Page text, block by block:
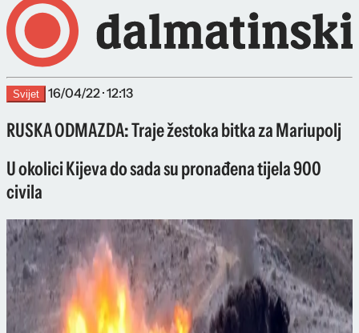
Svijet 16/04/22 · 12:13
RUSKA ODMAZDA: Traje žestoka bitka za Mariupolj
U okolici Kijeva do sada su pronađena tijela 900
civila